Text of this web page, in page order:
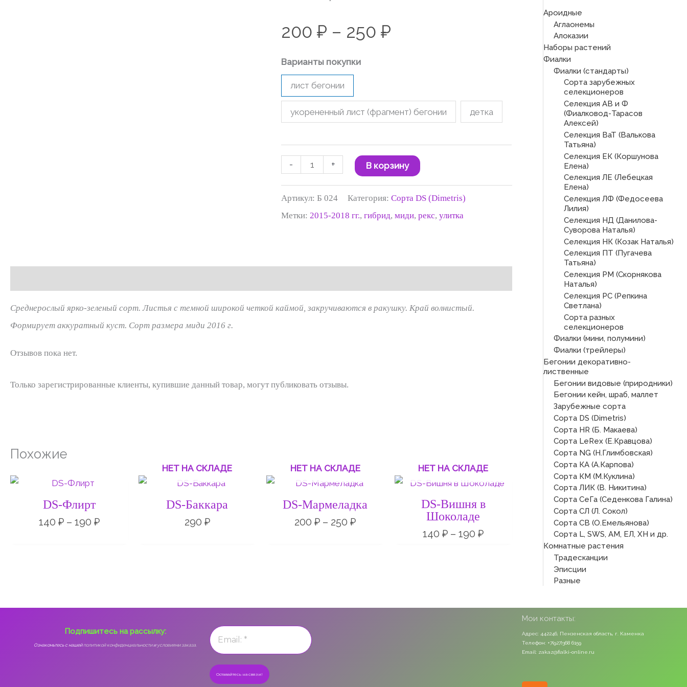
200₽ – 250₽
Варианты покупки
лист бегонии
укорененный лист (фрагмент) бегонии детка
- + В корзину
Артикул:Б 024 Категория:Сорта DS (Dimetris)
Метки:2015-2018 гг.,гибрид,миди,рекс,улитка
Среднерослый ярко-зеленый сорт. Листья с темной широкой четкой каймой, закручиваются в ракушку. Край волнистый.
Формирует аккуратный куст. Сорт размера миди 2016 г.
Отзывов пока нет.
Только зарегистрированные клиенты, купившие данный товар, могут публиковать отзывы.
Похожие
DS-Флирт
140 ₽ – 190 ₽
Диапазон
190 ₽
НЕТ НА СКЛАДЕ
DS-Баккара
290 ₽
НЕТ НА СКЛАДЕ
DS-Мармеладка
200₽ – 250₽
Диапазон
цен:
200 ₽
–
250 ₽
НЕТ НА СКЛАДЕ
DS-Вишня в
Шоколаде
140₽ – 190₽
Диапазон
цен:
140 ₽
–
Ароидные
Аглаонемы
Алоказии
Наборы растений
Фиалки
Фиалки (стандарты)
Сорта зарубежных
селекционеров
Селекция АВ и Ф
(Фиалковод-Тарасов
Алексей)
Селекция ВаТ (Валькова
Татьяна)
Селекция ЕК (Коршунова
Елена)
Селекция ЛЕ (Лебецкая
Елена)
Селекция ЛФ (Федосеева
Лилия)
Селекция НД (Данилова-
Суворова Наталья)
Селекция НК (Козак Наталья)
Селекция ПТ (Пугачева
Татьяна)
Селекция РМ (Скорнякова
Наталья)
Селекция РС (Репкина
Светлана)
Сорта разных
селекционеров
Фиалки (мини, полумини)
Фиалки (трейлеры)
Бегонии декоративно-
лиственные
Бегонии видовые (природники)
Бегонии кейн, шраб, маллет
Зарубежные сорта
Сорта DS (Dimetris)
Сорта HR (Б. Макаева)
Сорта LeRex (Е.Кравцова)
Сорта NG (Н.Глимбовская)
Сорта КА (А.Карпова)
Сорта КМ (М.Куклина)
Сорта ЛИК (В. Никитина)
Сорта СеГа (Седенкова Галина)
Сорта СЛ (Л. Сокол)
Сорта СВ (О.Емельянова)
Сорта L, SWS, АМ, ЕЛ, ХН и др.
Комнатные растения
Традесканции
Эписции
Разные
Подпишитесь на рассылку:
Ознакомьтесь с нашей политикой конфиденциальностии условиями заказа.
Мои контакты:
Адрес: 442246, Пензенская область, г. Каменка
Телефон: +7(927)368 6159
Email: zakaz@fialki-online.ru